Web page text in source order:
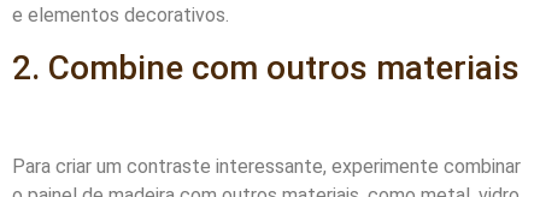
e elementos decorativos.
2. Combine com outros materiais
Para criar um contraste interessante, experimente combinar